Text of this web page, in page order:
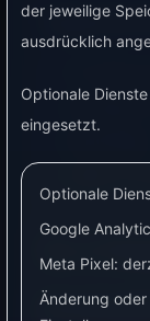
der jeweilige
ausdrücklich
Optionale
eingesetzt.
Optionale
Google
Meta Pixel:
Änderung
Typische
Günstige